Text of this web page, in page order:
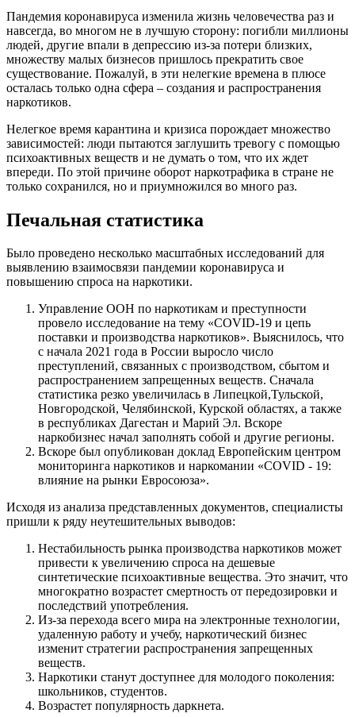
Пандемия коронавируса изменила жизнь человечества раз и
навсегда, во многом не в лучшую сторону: погибли миллионы
людей, другие впали в депрессию из-за потери близких,
множеству малых бизнесов пришлось прекратить свое
существование. Пожалуй, в эти нелегкие времена в плюсе
осталась только одна сфера – создания и распространения
наркотиков.
Нелегкое время карантина и кризиса порождает множество
зависимостей: люди пытаются заглушить тревогу с помощью
психоактивных веществ и не думать о том, что их ждет
впереди. По этой причине оборот наркотрафика в стране не
только сохранился, но и приумножился во много раз.
Печальная статистика
Было проведено несколько масштабных исследований для
выявлению взаимосвязи пандемии коронавируса и
повышению спроса на наркотики.
Управление ООН по наркотикам и преступности
провело исследование на тему «COVID-19 и цепь
поставки и производства наркотиков». Выяснилось, что
с начала 2021 года в России выросло число
преступлений, связанных с производством, сбытом и
распространением запрещенных веществ. Сначала
статистика резко увеличилась в Липецкой,Тульской,
Новгородской, Челябинской, Курской областях, а также
в республиках Дагестан и Марий Эл. Вскоре
наркобизнес начал заполнять собой и другие регионы.
Вскоре был опубликован доклад Европейским центром
мониторинга наркотиков и наркомании «COVID - 19:
влияние на рынки Евросоюза».
Исходя из анализа представленных документов, специалисты
пришли к ряду неутешительных выводов:
Нестабильность рынка производства наркотиков может
привести к увеличению спроса на дешевые
синтетические психоактивные вещества. Это значит, что
многократно возрастет смертность от передозировки и
последствий употребления.
Из-за перехода всего мира на электронные технологии,
удаленную работу и учебу, наркотический бизнес
изменит стратегии распространения запрещенных
веществ.
Наркотики станут доступнее для молодого поколения:
школьников, студентов.
Возрастет популярность даркнета.